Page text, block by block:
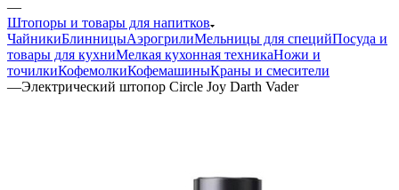
—
Штопоры и товары для напитков
ЧайникиБлинницыАэрогрилиМельницы для специйПосуда и
товары для кухниМелкая кухонная техникаНожи и
точилкиКофемолкиКофемашиныКраны и смесители
—Электрический штопор Circle Joy Darth Vader